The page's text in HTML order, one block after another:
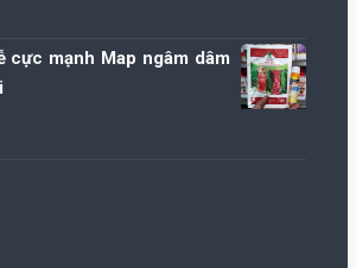
cực mạnh Map ngâm dâm